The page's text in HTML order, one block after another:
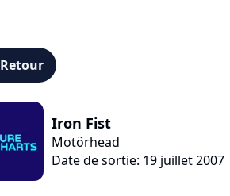
Retour
Iron Fist
Motörhead
Date de sortie: 19 juillet 2007